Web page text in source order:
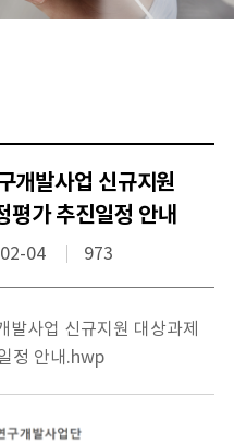
개발사업 신규지원
평가 추진일정 안내
04 973
사업 신규지원 대상과제
정 안내.hwp